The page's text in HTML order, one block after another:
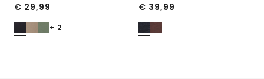
€ 29,99
+ 2
€ 39,99